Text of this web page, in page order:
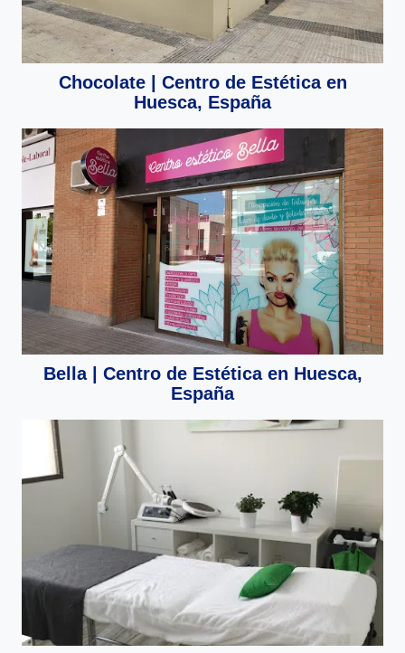
Chocolate | Centro de Estética en
Huesca, España
Bella | Centro de Estética en Huesca,
España